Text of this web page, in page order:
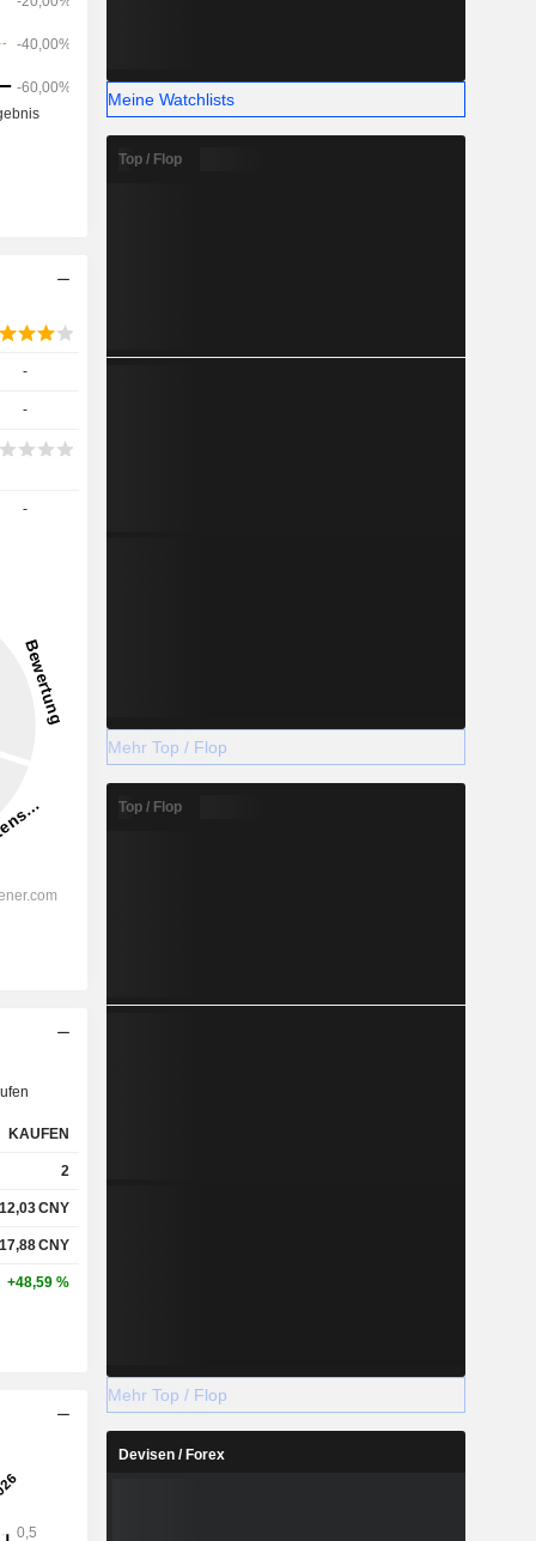
-
-
-
KAUFEN
2
12,03CNY
17,88CNY
+48,59 %
Meine Watchlists
Top / Flop
Mehr Top / Flop
Top / Flop
Mehr Top / Flop
Devisen / Forex